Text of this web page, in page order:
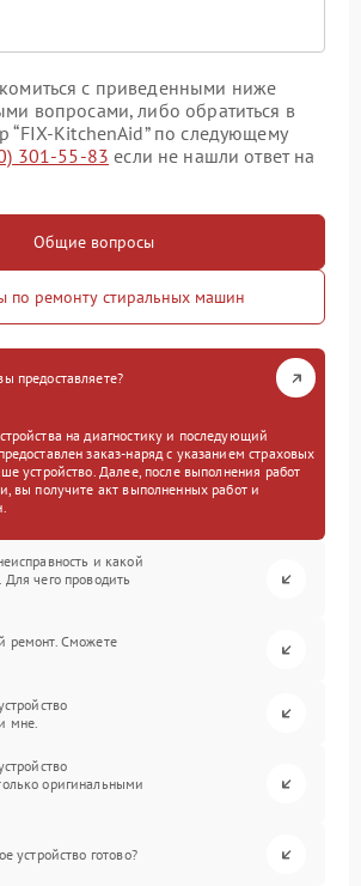
с приведенными ниже
вопросами, либо обратиться в
“FIX-KitchenAid” по следующему
301-55-83 если не нашли ответ на
Общие вопросы
по ремонту стиральных машин
предоставляете?
на диагностику и последующий
заказ-наряд с указанием страховых
устройство. Далее, после выполнения работ
вы получите акт выполненных работ и
и какой
чего проводить
ремонт. Сможете
мне.
оригинальными
устройство готово?